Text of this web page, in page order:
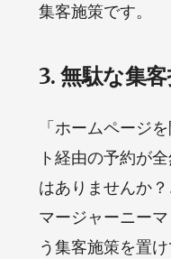
集客施策です。
3. 無駄な集
「ホームページ
ト経由の予約が
はありませんか
マージャーニー
う集客施策を置